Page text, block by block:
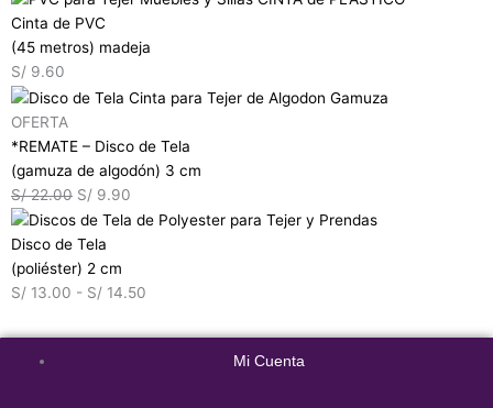
Cinta de PVC
(45 metros) madeja
S/ 9.60
OFERTA
*REMATE – Disco de Tela
(gamuza de algodón) 3 cm
S/22.00 S/ 9.90
Disco de Tela
(poliéster) 2 cm
S/ 13.00 - S/ 14.50
Mi Cuenta